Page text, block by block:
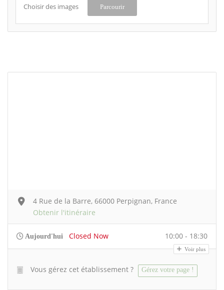
Choisir des images Parcourir
4 Rue de la Barre, 66000 Perpignan, France
Obtenir l'itinéraire
Aujourd'hui Closed Now 10:00 - 18:30
Voir plus
Vous gérez cet établissement ? Gérez votre page !